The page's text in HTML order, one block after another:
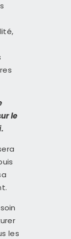
le
les